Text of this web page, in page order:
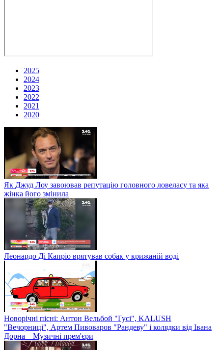
2025
2024
2023
2022
2021
2020
Як Джуд Лоу завоював репутацію головного ловеласу та яка
жінка його змінила
Леонардо Ді Капріо врятував собак у крижаній воді
Новорічні пісні: Антон Вельбой "Гусі", KALUSH
"Вечорниці", Артем Пивоваров "Рандеву" і колядки від Івана
Дорна – Музичні прем'єри